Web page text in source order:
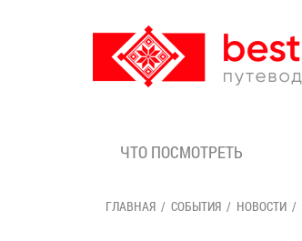
ЧТО ПОСМОТРЕТЬ
ГЛАВНАЯ СОБЫТИЯ НОВОСТИ